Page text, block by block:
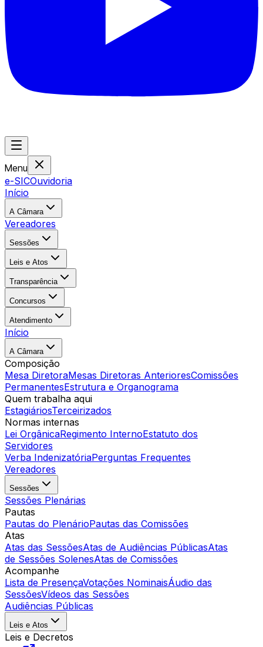
Menu
e-SICOuvidoria
Início
A Câmara
Vereadores
Sessões
Leis e Atos
Transparência
Concursos
Atendimento
Início
A Câmara
Composição
Mesa DiretoraMesas Diretoras AnterioresComissões
PermanentesEstrutura e Organograma
Quem trabalha aqui
EstagiáriosTerceirizados
Normas internas
Lei OrgânicaRegimento InternoEstatuto dos
Servidores
Verba IndenizatóriaPerguntas Frequentes
Vereadores
Sessões
Sessões Plenárias
Pautas
Pautas do PlenárioPautas das Comissões
Atas
Atas das SessõesAtas de Audiências PúblicasAtas
de Sessões SolenesAtas de Comissões
Acompanhe
Lista de PresençaVotações NominaisÁudio das
SessõesVídeos das Sessões
Audiências Públicas
Leis e Atos
Leis e Decretos